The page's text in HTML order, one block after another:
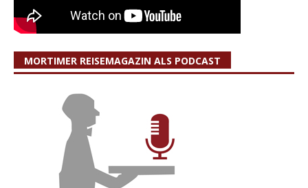
MORTIMER REISEMAGAZIN ALS PODCAST